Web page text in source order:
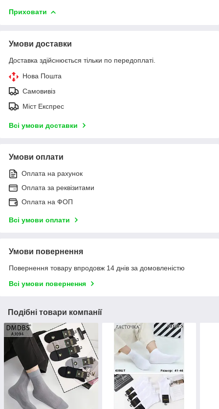
Приховати
Умови доставки
Доставка здійснюється тільки по передоплаті.
Нова Пошта
Самовивіз
Міст Експрес
Всі умови доставки
Умови оплати
Оплата на рахунок
Оплата за реквізитами
Оплата на ФОП
Всі умови оплати
Умови повернення
Повернення товару впродовж 14 днів за домовленістю
Всі умови повернення
Подібні товари компанії